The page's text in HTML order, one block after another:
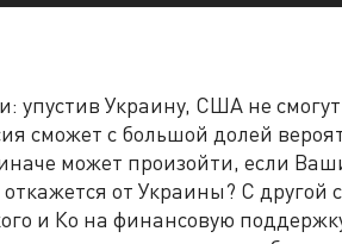
упустив Украину, США не
сможет с большой долей
может произойти, если
от Украины? С другой
и Ко на финансовую